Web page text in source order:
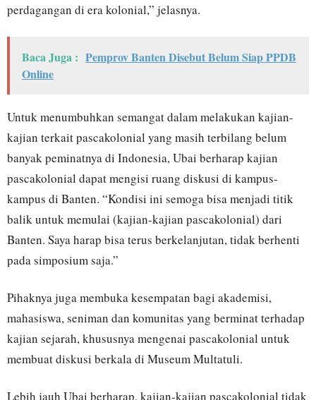
perdagangan di era kolonial,” jelasnya.
Baca Juga : Pemprov Banten Disebut Belum Siap PPDB
Online
Untuk menumbuhkan semangat dalam melakukan kajian-
kajian terkait pascakolonial yang masih terbilang belum
banyak peminatnya di Indonesia, Ubai berharap kajian
pascakolonial dapat mengisi ruang diskusi di kampus-
kampus di Banten. “Kondisi ini semoga bisa menjadi titik
balik untuk memulai (kajian-kajian pascakolonial) dari
Banten. Saya harap bisa terus berkelanjutan, tidak berhenti
pada simposium saja.”
Pihaknya juga membuka kesempatan bagi akademisi,
mahasiswa, seniman dan komunitas yang berminat terhadap
kajian sejarah, khususnya mengenai pascakolonial untuk
membuat diskusi berkala di Museum Multatuli.
Lebih jauh Ubai berharap, kajian-kajian pascakolonial tidak